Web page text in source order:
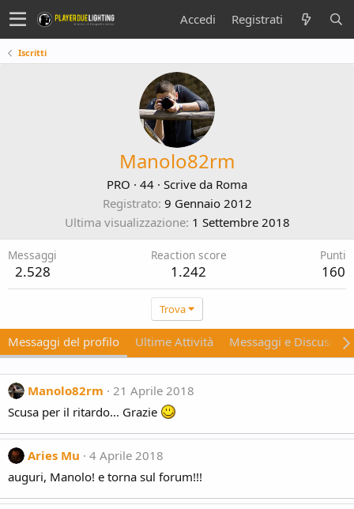
Accedi Registrati
Iscritti
Manolo82rm
PRO · 44 · Scrive da Roma
Registrato 9 Gennaio 2012
Ultima visualizzazione 1 Settembre 2018
Messaggi
2.528
Reaction score
1.242
Punti
160
Trova
Messaggi del profilo Ultime Attività Messaggi e
Manolo82rm
21 Aprile 2018
Scusa per il ritardo... Grazie
Aries Mu
4 Aprile 2018
auguri, Manolo! e torna sul forum!!!